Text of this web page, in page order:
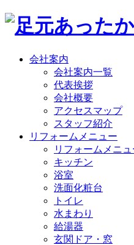
会社案内
会社案内一覧
代表挨拶
会社概要
アクセスマップ
スタッフ紹介
リフォームメニュー
リフォームメニ
キッチン
浴室
洗面化粧台
トイレ
水まわり
給湯器
玄関ドア・窓